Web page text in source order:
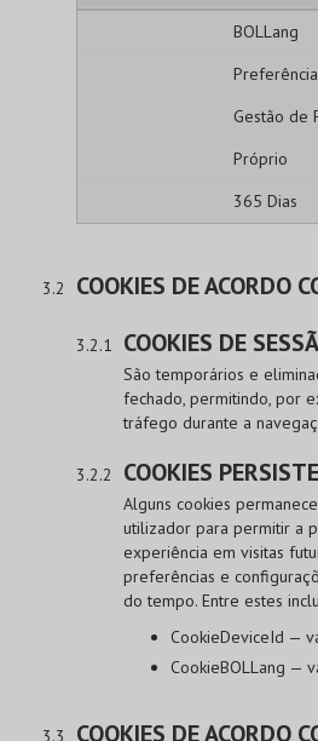
BOLLang
Preferência
Gestão de
Próprio
365 Dias
COOKIES DE ACORDO
COOKIES DE
São temporários e
fechado, permitindo, por
tráfego durante a
COOKIES
Alguns cookies
utilizador para permitir a
experiência em visitas
preferências e
do tempo. Entre estes
CookieDeviceId —
CookieBOLLang —
COOKIES DE ACORDO